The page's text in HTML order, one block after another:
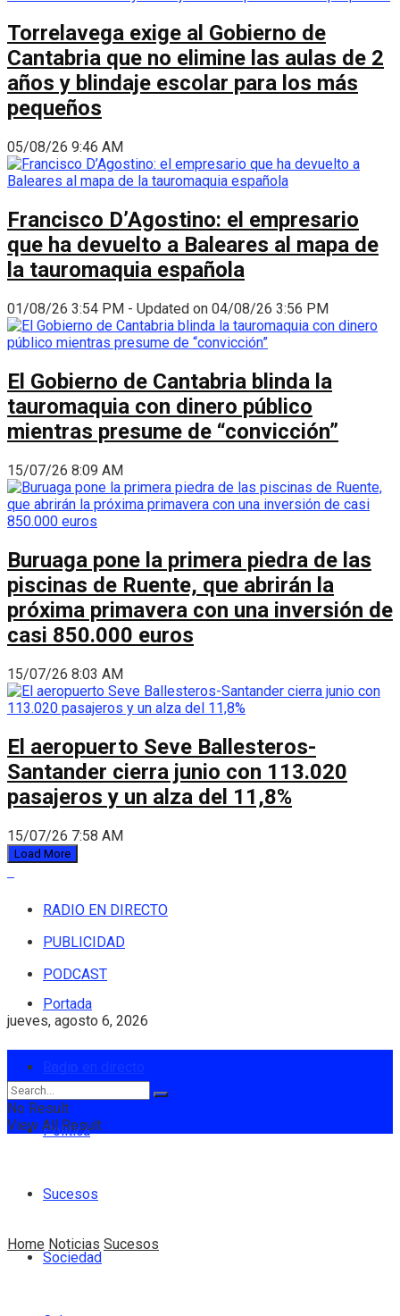
Torrelavega exige al Gobierno de
Cantabria que no elimine las aulas de 2
años y blindaje escolar para los más
pequeños
05/08/26 9:46 AM
Francisco D’Agostino: el empresario
que ha devuelto a Baleares al mapa de
la tauromaquia española
01/08/26 3:54 PM - Updated on 04/08/26 3:56 PM
El Gobierno de Cantabria blinda la
tauromaquia con dinero público
mientras presume de “convicción”
15/07/26 8:09 AM
Buruaga pone la primera piedra de las
piscinas de Ruente, que abrirán la
próxima primavera con una inversión de
casi 850.000 euros
15/07/26 8:03 AM
El aeropuerto Seve Ballesteros-
Santander cierra junio con 113.020
pasajeros y un alza del 11,8%
15/07/26 7:58 AM
Load More
RADIO EN DIRECTO
PUBLICIDAD
PODCAST
jueves, agosto 6, 2026
Portada
Política
Sucesos
Sociedad
No Result
View All Result
Home Noticias Sucesos